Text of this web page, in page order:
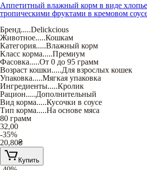
Аппетитный влажный корм в виде
тропическими фруктами в кремовом
Бренд.....Delickcious
Животное.....Кошкам
Категория.....Влажный корм
Класс корма.....Премиум
Фасовка.....От 0 до 95 грамм
Возраст кошки.....Для взрослых кошек
Упаковка.....Мягкая упаковка
Ингредиенты.....Кролик
Рацион.....Дополнительный
Вид корма.....Кусочки в соусе
Тип корма.....На основе мяса
80 грамм
32,00
-35%
20,80₴
Купить